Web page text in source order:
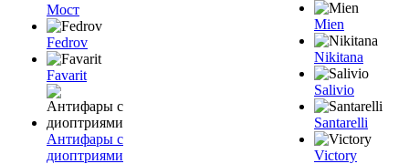
Мост
Fedrov
Favarit
Антифары с
диоптриями
Mien
Nikitana
Salivio
Santarelli
Victory